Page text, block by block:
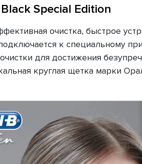
Special Edition